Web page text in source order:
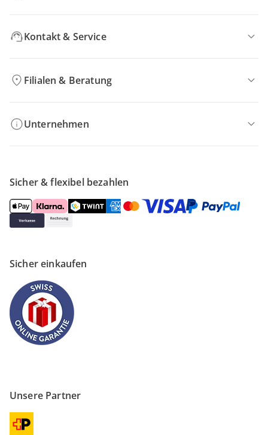
Kontakt & Service
Filialen & Beratung
Unternehmen
Sicher & flexibel bezahlen
Sicher einkaufen
Unsere Partner